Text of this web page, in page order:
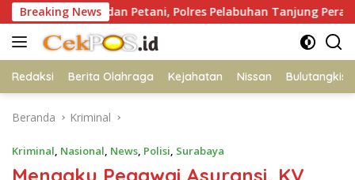
Langsung
ke
konten
Breaking News
dan Petani, Polres Pelabuhan Tanjung Perak Panen
Redaksi Berita Olahraga Kejahatan Nissan Bulutangkis
Beranda Kriminal
Kriminal, Nasional, News, Polisi, Surabaya
Mengaku Pegawai Asuransi, KV